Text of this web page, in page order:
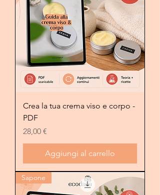
Crea la tua crema viso e corpo -
PDF
Prezzo
28,00 €
Aggiungi al carrello
Sapone